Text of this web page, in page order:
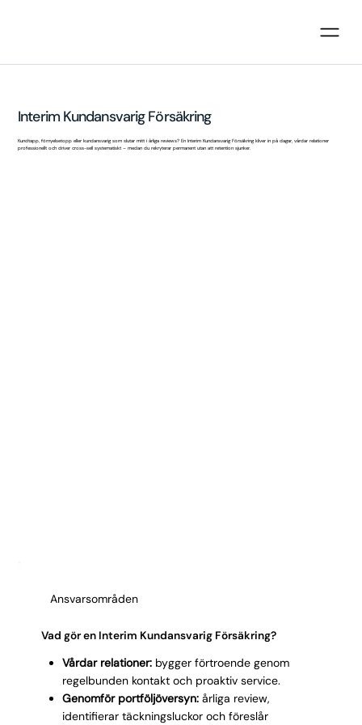
Interim Kundansvarig Försäkring
Kundtapp, förnyelsetopp eller kundansvarig som slutar mitt i årliga reviews? En Interim Kundansvarig Försäkring kliver in på dagar, vårdar relationer
professionellt och driver cross-sell systematiskt – medan du rekryterar permanent utan att retention sjunker.
Ansvarsområden
Vad gör en Interim Kundansvarig Försäkring?
Vårdar relationer: bygger förtroende genom
regelbunden kontakt och proaktiv service.
Genomför portföljöversyn:årliga review,
identifierar täckningsluckor och föreslår